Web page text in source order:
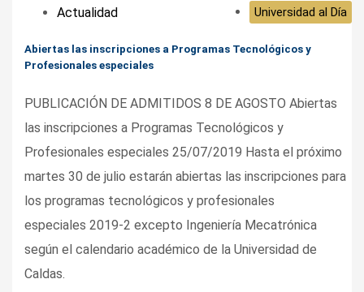
Actualidad Universidad al Día
Abiertas las inscripciones a Programas Tecnológicos y
Profesionales especiales
PUBLICACIÓN DE ADMITIDOS 8 DE AGOSTO Abiertas
las inscripciones a Programas Tecnológicos y
Profesionales especiales 25/07/2019 Hasta el próximo
martes 30 de julio estarán abiertas las inscripciones para
los programas tecnológicos y profesionales
especiales 2019-2 excepto Ingeniería Mecatrónica
según el calendario académico de la Universidad de
Caldas.